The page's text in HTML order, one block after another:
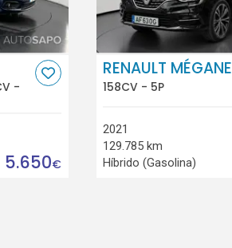
-
5.650€
RENAULT MÉGANE
158CV - 5P
2021
129.785 km
Híbrido (Gasolina)